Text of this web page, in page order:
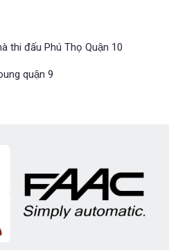
thi đấu Phú Thọ Quận 10
quận 9